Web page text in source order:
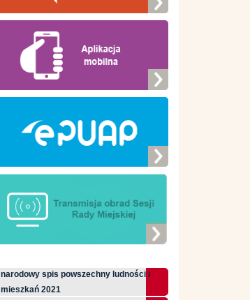
narodowy spis powszechny ludności i
mieszkań 2021